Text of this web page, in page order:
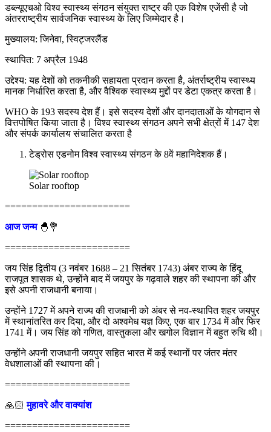
डब्ल्यूएचओ विश्व स्वास्थ्य संगठन संयुक्त राष्ट्र की एक विशेष एजेंसी है जो
अंतरराष्ट्रीय सार्वजनिक स्वास्थ्य के लिए जिम्मेदार है।
मुख्यालय: जिनेवा, स्विट्जरलैंड
स्थापित: 7 अप्रैल 1948
उद्देश्य: यह देशों को तकनीकी सहायता प्रदान करता है, अंतर्राष्ट्रीय स्वास्थ्य
मानक निर्धारित करता है, और वैश्विक स्वास्थ्य मुद्दों पर डेटा एकत्र करता है।
WHO के 193 सदस्य देश हैं। इसे सदस्य देशों और दानदाताओं के योगदान से
वित्तपोषित किया जाता है। विश्व स्वास्थ्य संगठन अपने सभी क्षेत्रों में 147 देश
और संपर्क कार्यालय संचालित करता है
टेड्रोस एडनोम विश्व स्वास्थ्य संगठन के 8वें महानिदेशक हैं।
Solar rooftop
=======================
आज जन्म 🐣💐
=======================
जय सिंह द्वितीय (3 नवंबर 1688 – 21 सितंबर 1743) अंबर राज्य के हिंदू
राजपूत शासक थे, उन्होंने बाद में जयपुर के गढ़वाले शहर की स्थापना की और
इसे अपनी राजधानी बनाया।
उन्होंने 1727 में अपने राज्य की राजधानी को अंबर से नव-स्थापित शहर जयपुर
में स्थानांतरित कर दिया, और दो अश्वमेध यज्ञ किए, एक बार 1734 में और फिर
1741 में। जय सिंह को गणित, वास्तुकला और खगोल विज्ञान में बहुत रुचि थी।
उन्होंने अपनी राजधानी जयपुर सहित भारत में कई स्थानों पर जंतर मंतर
वेधशालाओं की स्थापना की।
=======================
🙏🏻मुहावरे और वाक्यांश
=======================